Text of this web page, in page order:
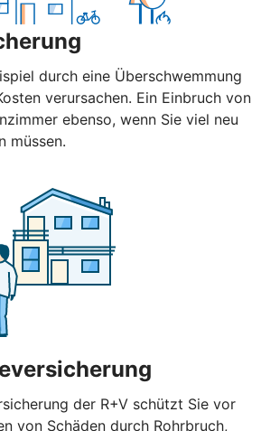
durch eine Überschwemmung
verursachen. Ein Einbruch von
ebenso, wenn Sie viel neu
müssen.
der R+V schützt Sie vor
von Schäden durch Rohrbruch,